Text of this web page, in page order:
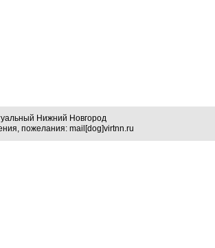
Нижний Новгород
пожелания: mail[dog]virtnn.ru